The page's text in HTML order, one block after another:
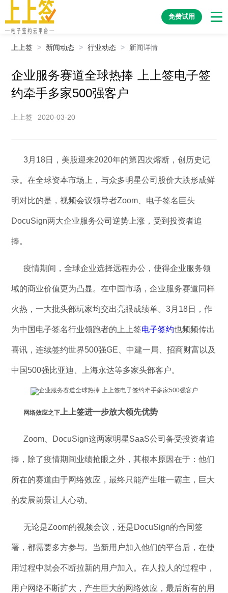
免费试用
上上签 > 新闻动态 > 行业动态 > 新闻详情
企业服务赛道全球热捧 上上签电子签
约牵手多家500强客户
上上签 2020-03-20
3月18日，美股迎来2020年的第四次熔断，创历史记
录。在全球资本市场上，与众多明星公司股价大跌形成鲜
明对比的是，视频会议领导者Zoom、电子签名巨头
DocuSign两大企业服务公司逆势上涨，受到投资者追
捧。
疫情期间，全球企业选择远程办公，使得企业服务领
域的商业价值更为凸显。在中国市场，企业服务赛道同样
火热，一大批头部玩家均交出亮眼成绩单。3月18日，作
为中国电子签名行业领跑者的上上签电子签约也频频传出
喜讯，连续签约世界500强GE、中建一局、招商财富以及
中国500强比亚迪、上海永达等多家头部客户。
网络效应之下 上上签进一步放大领先优势
Zoom、DocuSign这两家明星SaaS公司备受投资者追
捧，除了疫情期间业绩抢眼之外，其根本原因在于：他们
所在的赛道由于网络效应，最终只能产生唯一霸主，巨大
的发展前景让人心动。
无论是Zoom的视频会议，还是DocuSign的合同签
署，都需要多方参与。当新用户加入他们的平台后，在使
用过程中就会不断拉新的用户加入。在人拉人的过程中，
用户网络不断扩大，产生巨大的网络效应，最后所有的用